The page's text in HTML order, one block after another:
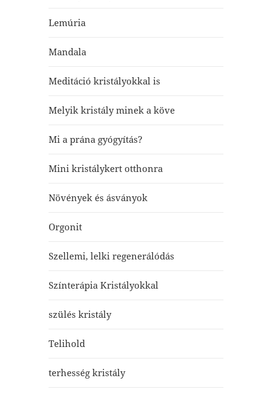
Lemúria
Mandala
Meditáció kristályokkal is
Melyik kristály minek a köve
Mi a prána gyógyítás?
Mini kristálykert otthonra
Növények és ásványok
Orgonit
Szellemi, lelki regenerálódás
Színterápia Kristályokkal
szülés kristály
Telihold
terhesség kristály